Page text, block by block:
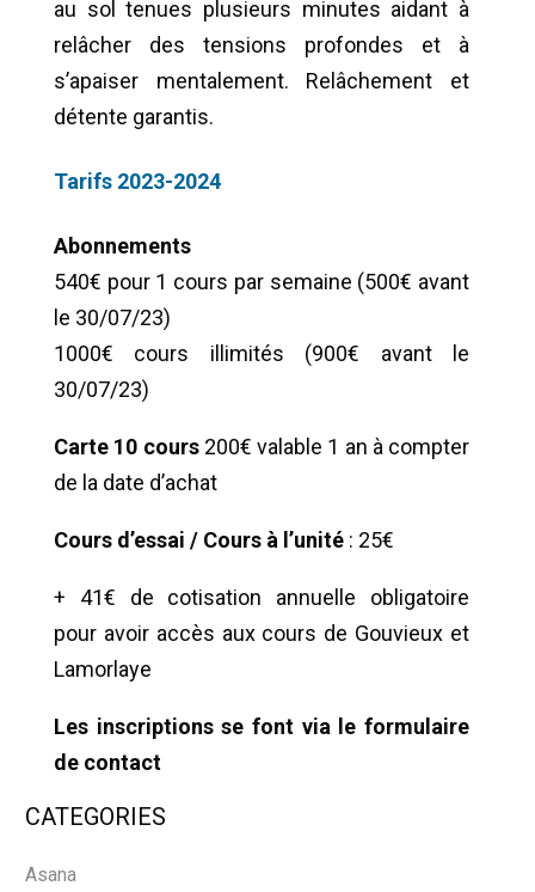
au sol tenues plusieurs minutes aidant à
relâcher des tensions profondes et à
s’apaiser mentalement. Relâchement et
détente garantis.
Tarifs 2023-2024
Abonnements
540€ pour 1 cours par semaine (500€ avant
le 30/07/23)
1000€ cours illimités (900€ avant le
30/07/23)
Carte 10 cours200€ valable 1 an à compter
de la date d’achat
Cours d’essai / Cours à l’unité : 25€
+ 41€ de cotisation annuelle obligatoire
pour avoir accès aux cours de Gouvieux et
Lamorlaye
Les inscriptions se font via le formulaire
de contact
CATEGORIES
Asana